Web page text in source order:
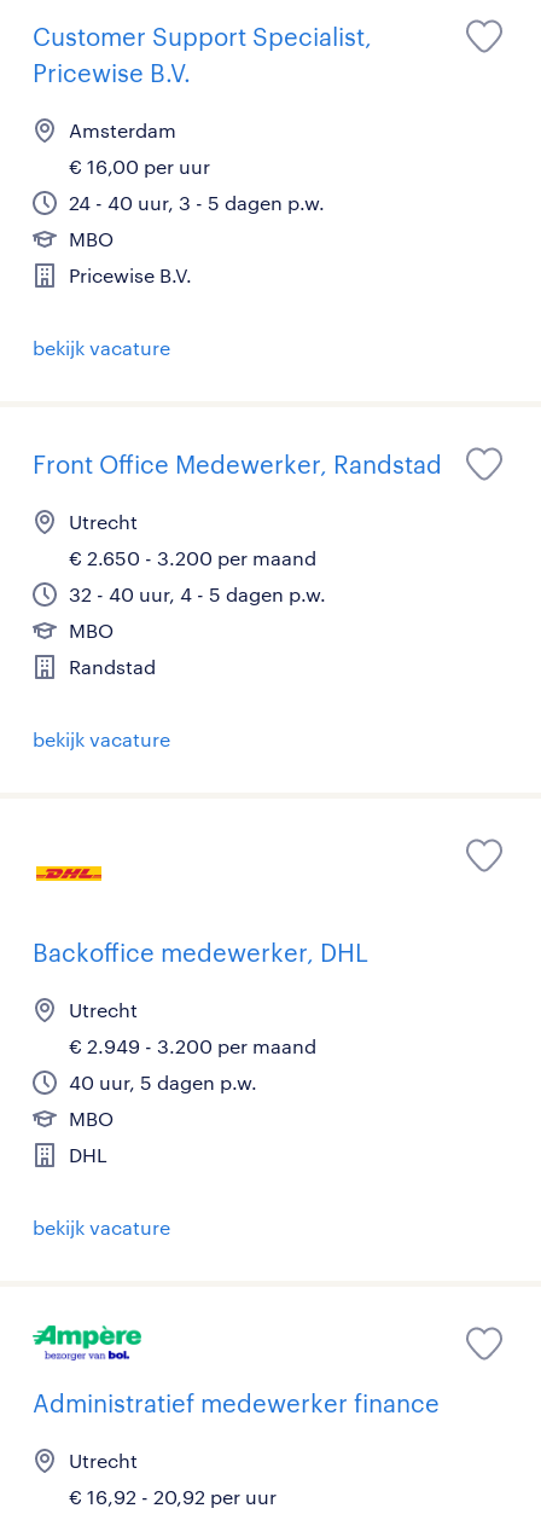
Customer Support Specialist,
Pricewise B.V.
Amsterdam
€ 16,00 per uur
24 - 40 uur, 3 - 5 dagen p.w.
MBO
Pricewise B.V.
bekijk vacature
Front Office Medewerker, Randstad
Utrecht
€ 2.650 - 3.200 per maand
32 - 40 uur, 4 - 5 dagen p.w.
MBO
Randstad
bekijk vacature
Backoffice medewerker, DHL
Utrecht
€ 2.949 - 3.200 per maand
40 uur, 5 dagen p.w.
MBO
DHL
bekijk vacature
Administratief medewerker finance
Utrecht
€ 16,92 - 20,92 per uur